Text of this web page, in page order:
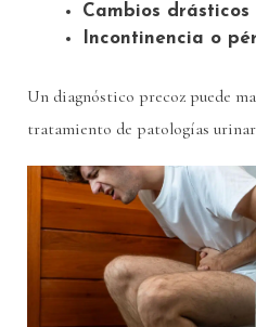
Cambios
Incontinencia o
Un diagnóstico precoz puede
tratamiento de patologías